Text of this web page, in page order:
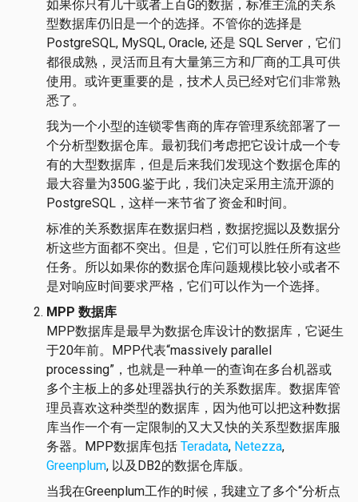
如果你只有几十或者上百G的数据，标准主流的关系
型数据库仍旧是一个的选择。不管你的选择是
PostgreSQL, MySQL, Oracle, 还是 SQL Server，它们
都很成熟，灵活而且有大量第三方和厂商的工具可供
使用。或许更重要的是，技术人员已经对它们非常熟
悉了。
我为一个小型的连锁零售商的库存管理系统部署了一
个分析型数据仓库。最初我们考虑把它设计成一个专
有的大型数据库，但是后来我们发现这个数据仓库的
最大容量为350G.鉴于此，我们决定采用主流开源的
PostgreSQL，这样一来节省了资金和时间。
标准的关系数据库在数据归档，数据挖掘以及数据分
析这些方面都不突出。但是，它们可以胜任所有这些
任务。所以如果你的数据仓库问题规模比较小或者不
是对响应时间要求严格，它们可以作为一个选择。
MPP 数据库
MPP数据库是最早为数据仓库设计的数据库，它诞生
于20年前。MPP代表“massively parallel
processing”，也就是一种单一的查询在多台机器或
多个主板上的多处理器执行的关系数据库。数据库管
理员喜欢这种类型的数据库，因为他可以把这种数据
库当作一个有一定限制的又大又快的关系型数据库服
务器。MPP数据库包括 Teradata, Netezza,
Greenplum, 以及DB2的数据仓库版。
当我在Greenplum工作的时候，我建立了多个“分析点